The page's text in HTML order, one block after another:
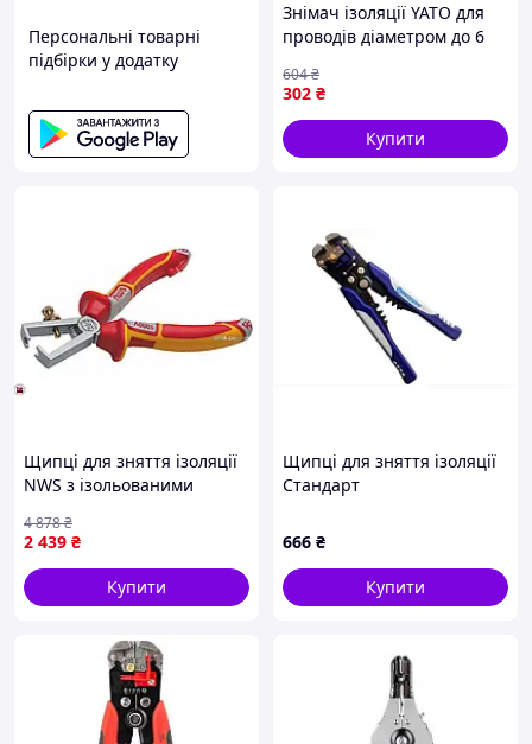
Персональні товарні
підбірки у додатку
Знімач ізоляції YATO для
проводів діаметром до 6
інструмент для зняття
ізоляції
302 ₴
604₴
Купити
Щипці для зняття ізоляції
NWS з ізольованими
1000 В для швидкого
зняття ізоляції
2 439 ₴
4 878₴
Купити
Щипці для зняття ізоляції
Стандарт
666 ₴
Купити